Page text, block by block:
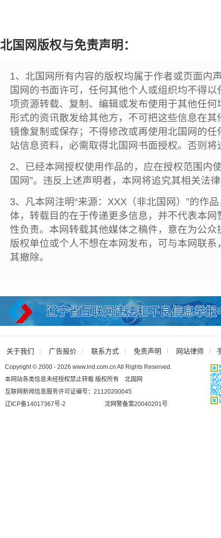
北国网版权与免责声明：
1、北国网所有内容的版权均属于作者或页面内
国网的书面许可，任何其他个人或组织均不得
项资源转载、复制、编辑或发布使用于其他任
形式的资讯散发给其他方，不可把这些信息在
镜像复制或保存；不得修改或再使用北国网的
站信息资料，必需取得北国网书面授权。否则将
2、已经本网授权使用作品的，应在授权范围内
国网”。违反上述声明者，本网将追究其相关法
3、凡本网注明“来源：XXX（非北国网）”的作
体，转载目的在于传递更多信息，并不代表本
性负责。本网转载其他媒体之稿件，意在为公
版权单位或个人不想在本网发布，可与本网联
其撤除。
关于我们 广告报价 联系方式 免责声明 网站律师
Copyright © 2000 - 2026 www.lnd.com.cn All Rights Reserved.
本网站各类信息未经授权禁止转载 版权所有 北国网
互联网新闻信息服务许可证编号：21120200045
辽ICP备14017367号-2
沈网警备案20040201号